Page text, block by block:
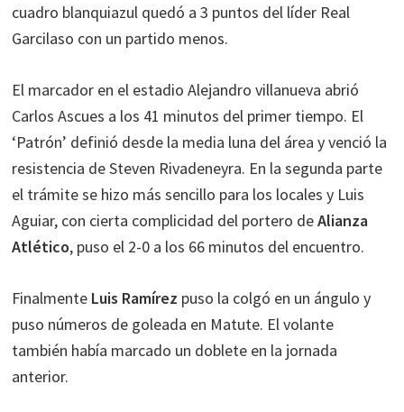
cuadro blanquiazul quedó a 3 puntos del líder Real
Garcilaso con un partido menos.
El marcador en el estadio Alejandro villanueva abrió
Carlos Ascues a los 41 minutos del primer tiempo. El
‘Patrón’ definió desde la media luna del área y venció la
resistencia de Steven Rivadeneyra. En la segunda parte
el trámite se hizo más sencillo para los locales y Luis
Aguiar, con cierta complicidad del portero deAlianza
Atlético, puso el 2-0 a los 66 minutos del encuentro.
Finalmente Luis Ramírez puso la colgó en un ángulo y
puso números de goleada en Matute. El volante
también había marcado un doblete en la jornada
anterior.